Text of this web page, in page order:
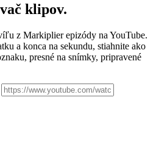
klipov.
z Markiplier epizódy na YouTube.
a konca na sekundu, stiahnite ako
presné na snímky, pripravené